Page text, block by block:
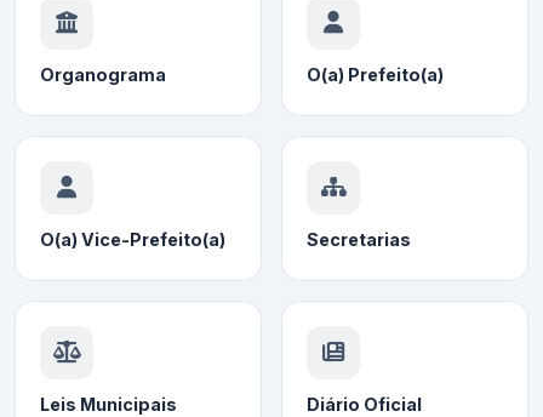
Organograma O(a) Prefeito(a)
O(a) Vice-Prefeito(a) Secretarias
Leis Municipais Diário Oficial